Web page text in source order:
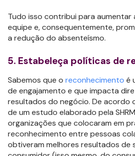
Tudo isso contribui para aumentar
equipe e, consequentemente,
a redução do absenteísmo.
5. Estabeleça políticas de
Sabemos que o reconhecimento é
de engajamento e que impacta
resultados do negócio. De acordo
de um estudo elaborado pela
organizações que colocaram em
reconhecimento entre pessoas
obtiveram melhores resultados de